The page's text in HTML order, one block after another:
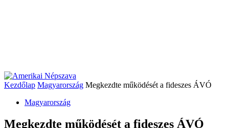
Kezdőlap Magyarország Megkezdte működését a fideszes ÁVÓ
Magyarország
Megkezdte működését a fideszes ÁVÓ